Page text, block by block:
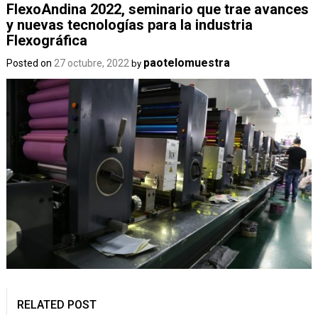
FlexoAndina 2022, seminario que trae avances
y nuevas tecnologías para la industria
Flexográfica
Posted on 27 octubre, 2022 by paotelomuestra
RELATED POST